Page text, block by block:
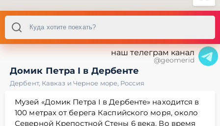
наш телеграм канал
@geomerid
Домик Петра I в Дербенте
Дербент, Кавказ и Черное море, Россия
Музей «Домик Петра I в Дербенте» находится в
100 метрах от берега Каспийского моря, около
Северной Крепостной Стены 6 века. Во время